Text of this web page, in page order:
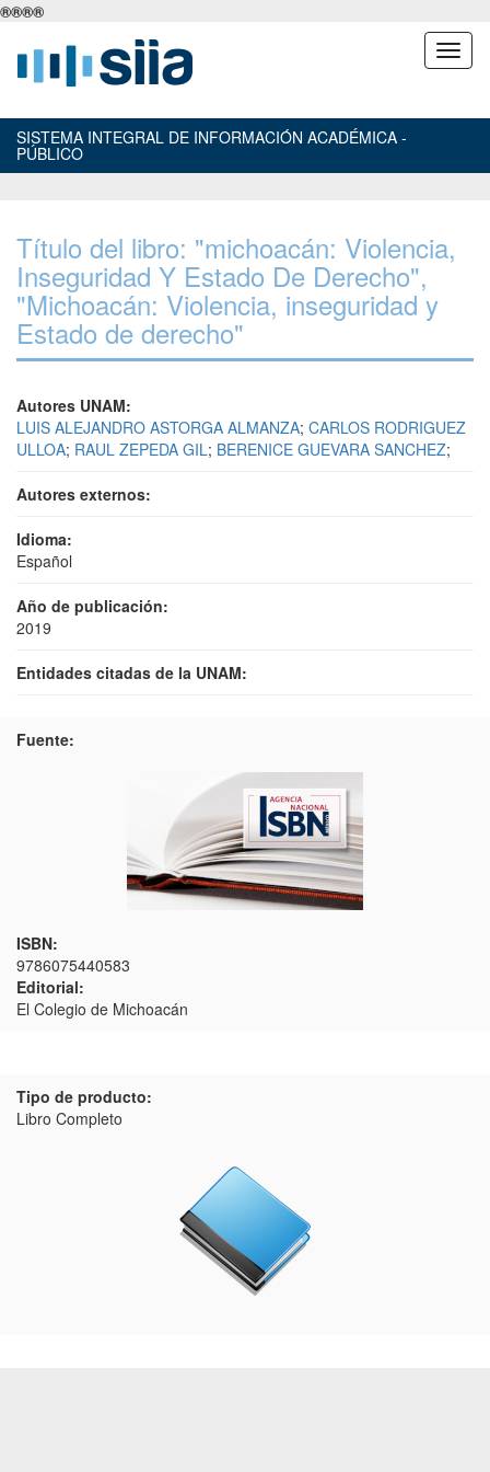
®®®®
SISTEMA INTEGRAL DE INFORMACIÓN ACADÉMICA -
PÚBLICO
Título del libro: "michoacán: Violencia,
Inseguridad Y Estado De Derecho",
"Michoacán: Violencia, inseguridad y
Estado de derecho"
Autores UNAM:
LUIS ALEJANDRO ASTORGA ALMANZA; CARLOS RODRIGUEZ
ULLOA; RAUL ZEPEDA GIL; BERENICE GUEVARA SANCHEZ;
Autores externos:
Idioma:
Español
Año de publicación:
2019
Entidades citadas de la UNAM:
Fuente:
ISBN:
9786075440583
Editorial:
El Colegio de Michoacán
Tipo de producto:
Libro Completo